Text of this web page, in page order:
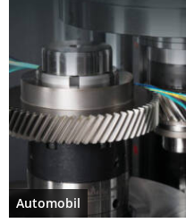
Automobil